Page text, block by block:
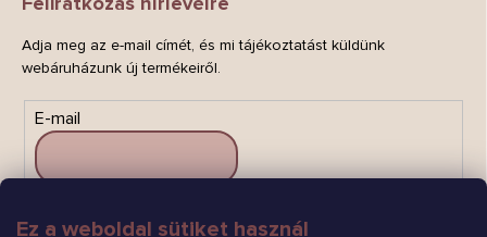
Ez a weboldal sütiket használ
Adja meg az e-mail címét, és mi tájékoztatást küldünk
webáruházunk új termékeiről.
E-mail